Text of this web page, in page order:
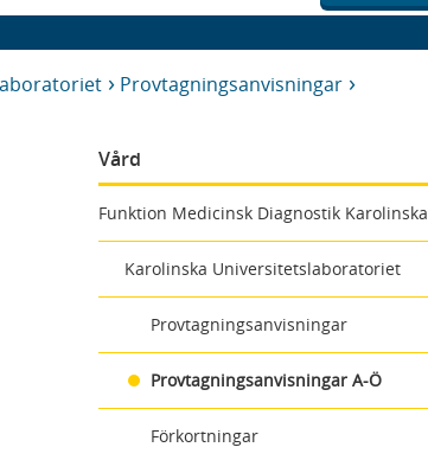
Provtagningsanvisningar
Vård
Funktion Medicinsk Diagnostik Karolinska
Karolinska Universitetslaboratoriet
Provtagningsanvisningar
Provtagningsanvisningar A-Ö
Förkortningar